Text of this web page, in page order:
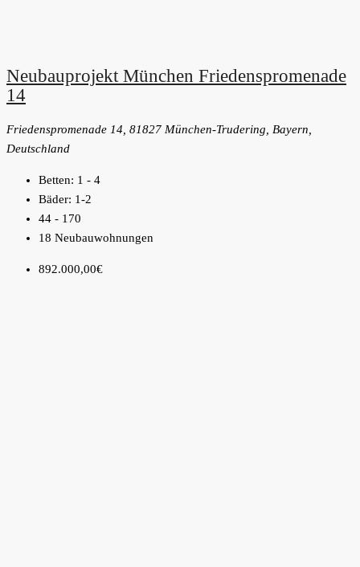
Neubauprojekt München Friedenspromenade
14
Friedenspromenade 14, 81827 München-Trudering, Bayern,
Deutschland
Betten: 1 - 4
Bäder: 1-2
44 - 170
18 Neubauwohnungen
892.000,00€